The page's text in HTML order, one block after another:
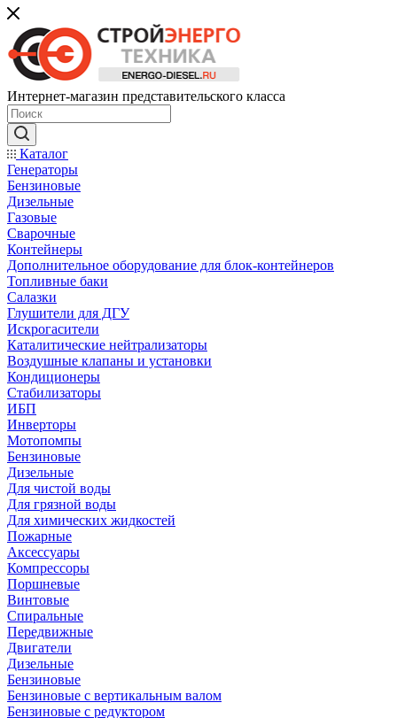
Интернет-магазин представительского класса
Каталог
Генераторы
Бензиновые
Дизельные
Газовые
Сварочные
Контейнеры
Дополнительное оборудование для блок-контейнеров
Топливные баки
Салазки
Глушители для ДГУ
Искрогасители
Каталитические нейтрализаторы
Воздушные клапаны и установки
Кондиционеры
Стабилизаторы
ИБП
Инверторы
Мотопомпы
Бензиновые
Дизельные
Для чистой воды
Для грязной воды
Для химических жидкостей
Пожарные
Аксессуары
Компрессоры
Поршневые
Винтовые
Спиральные
Передвижные
Двигатели
Дизельные
Бензиновые
Бензиновые с вертикальным валом
Бензиновые с редуктором